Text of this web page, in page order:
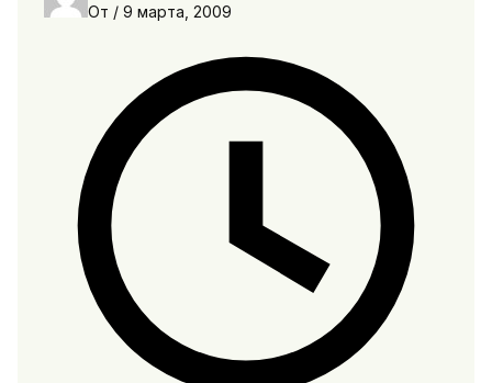
От / 9 марта, 2009